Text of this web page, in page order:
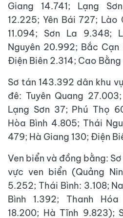
Giang 14.741; Lạng
12.225; Yên Bái 727;
11.094; Sơn La 9.348;
Nguyên 20.992; Bắc
Điện Biên 2.314; Cao
Sơ tán 143.392 dân khu
đê: Tuyên Quang
Lạng Sơn 37; Phú Thọ
Hòa Bình 4.805; Thái
479; Hà Giang 130; Điện
Ven biển và đồng bằng:
vực ven biển (Quảng
5.252; Thái Bình: 3.108;
Bình 1.392; Thanh
18.200; Hà Tĩnh 9.823);